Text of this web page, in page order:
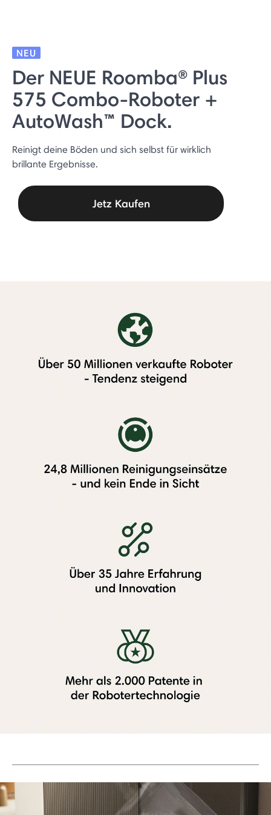
NEU
Der NEUE Roomba® Plus
575 Combo-Roboter +
AutoWash™ Dock.
Reinigt deine Böden und sich selbst für wirklich
brillante Ergebnisse.
Jetz Kaufen